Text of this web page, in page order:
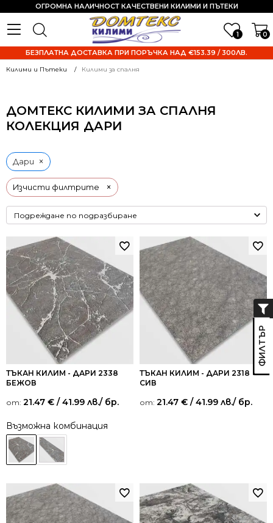
1 0
ОГРОМНА НАЛИЧНОСТ КАЧЕСТВЕНИ КИЛИМИ И ПЪТЕКИ
БЕЗПЛАТНА ДОСТАВКА ПРИ ПОРЪЧКА НАД €153.39 / 300ЛВ.
Килими и Пътеки Килими за спалня
ДОМТЕКС КИЛИМИ ЗА СПАЛНЯ
КОЛЕКЦИЯ ДАРИ
Изчисти филтрите ×
Дари ×
ТЪКАН КИЛИМ - ДАРИ 2338
БЕЖОВ
от: 21.47 € / 41.99 лв./ бр.
Възможна комбинация
ТЪКАН КИЛИМ - ДАРИ 2318
СИВ
от: 21.47 € / 41.99 лв./ бр.